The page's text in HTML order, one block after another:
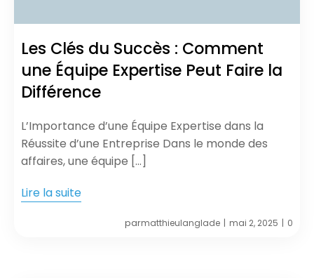
Les Clés du Succès : Comment
une Équipe Expertise Peut Faire la
Différence
L’Importance d’une Équipe Expertise dans la
Réussite d’une Entreprise Dans le monde des
affaires, une équipe […]
Lire la suite
parmatthieulanglade | mai 2, 2025 | 0